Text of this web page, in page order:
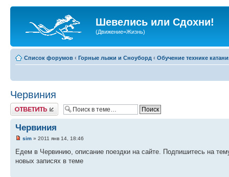
Шевелись или Сдохни!
(Движение=Жизнь)
Список форумов ‹ Горные лыжи и Сноуборд ‹ Обучение технике
Червиния
Ответить
Червиния
sim » 2011 янв 14, 18:46
Едем в Червинию, описание поездки на сайте. Подпишитесь на
новых записях в теме